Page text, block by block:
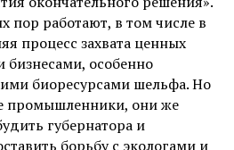
пор работают, в том числе в
процесс захвата ценных
бизнесами, особенно
биоресурсами шельфа. Но
промышленники, они же
губернатора и
борьбу с экологами и